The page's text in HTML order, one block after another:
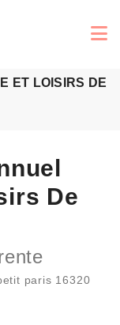
ET LOISIRS DE
De
paris 16320